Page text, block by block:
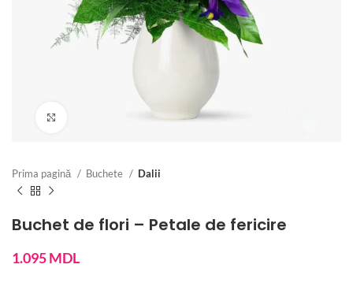
Prima pagină Buchete Dalii
Buchet de flori – Petale de fericire
1.095MDL